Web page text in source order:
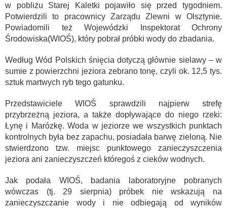
w pobliżu Starej Kaletki pojawiło się przed tygodniem.
Potwierdzili to pracownicy Zarządu Zlewni w Olsztynie.
Powiadomili też Wojewódzki Inspektorat Ochrony
Środowiska(WIOŚ), który pobrał próbki wody do zbadania.
Według Wód Polskich śnięcia dotyczą głównie sielawy – w
sumie z powierzchni jeziora zebrano tonę, czyli ok. 12,5 tys.
sztuk martwych ryb tego gatunku.
Przedstawiciele WIOŚ sprawdzili najpierw strefę
przybrzeżną jeziora, a także dopływające do niego rzeki:
Łynę i Marózkę. Woda w jeziorze we wszystkich punktach
kontrolnych była bez zapachu, posiadała barwę zieloną. Nie
stwierdzono tzw. miejsc punktowego zanieczyszczenia
jeziora ani zanieczyszczeń któregoś z cieków wodnych.
Jak podała WIOŚ, badania laboratoryjne pobranych
wówczas (tj. 29 sierpnia) próbek nie wskazują na
zanieczyszczanie wody i nie odbiegają od wyników